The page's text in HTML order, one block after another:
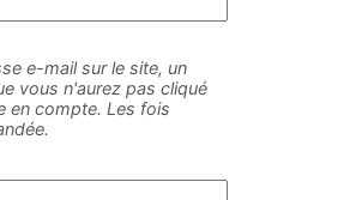
e-mail sur le site, un
vous n'aurez pas cliqué
en compte. Les fois